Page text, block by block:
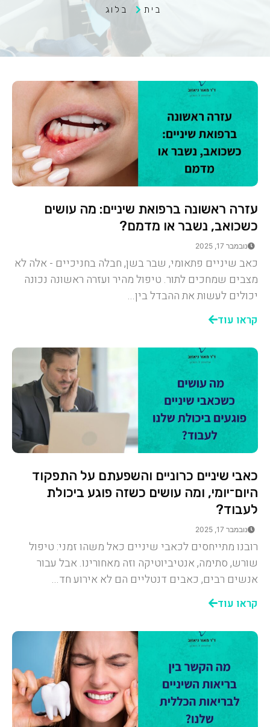
בית בלוג
עזרה ראשונה ברפואת שיניים: מה עושים
כשכואב, נשבר או מדמם?
נובמבר 17, 2025
כאב שיניים פתאומי, שבר בשן, חבלה בחניכיים - אלה לא
מצבים שמחכים לתור. טיפול מהיר ועזרה ראשונה נכונה
יכולים לעשות את ההבדל בין...
קראו עוד
כאבי שיניים כרוניים והשפעתם על התפקוד
היום־יומי, ומה עושים כשזה פוגע ביכולת
לעבוד?
נובמבר 17, 2025
רובנו מתייחסים לכאבי שיניים כאל משהו זמני: טיפול
שורש, סתימה, אנטיביוטיקה וזה מאחורינו. אבל עבור
אנשים רבים, כאבים דנטליים הם לא אירוע חד...
קראו עוד